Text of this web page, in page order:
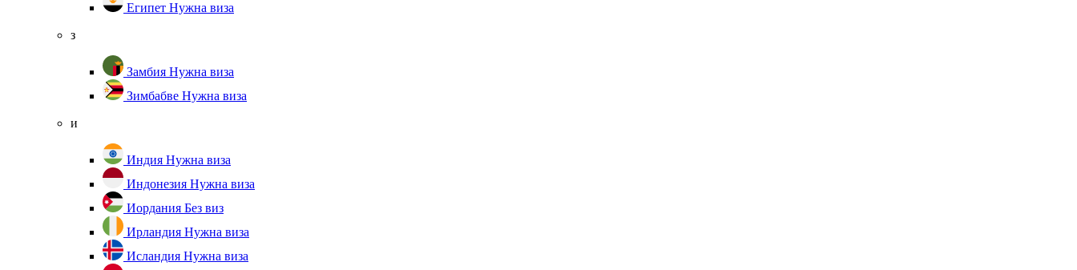
Египет Нужна виза
з
Замбия Нужна виза
Зимбабве Нужна виза
и
Индия Нужна виза
Индонезия Нужна виза
Иордания Без виз
Ирландия Нужна виза
Исландия Нужна виза